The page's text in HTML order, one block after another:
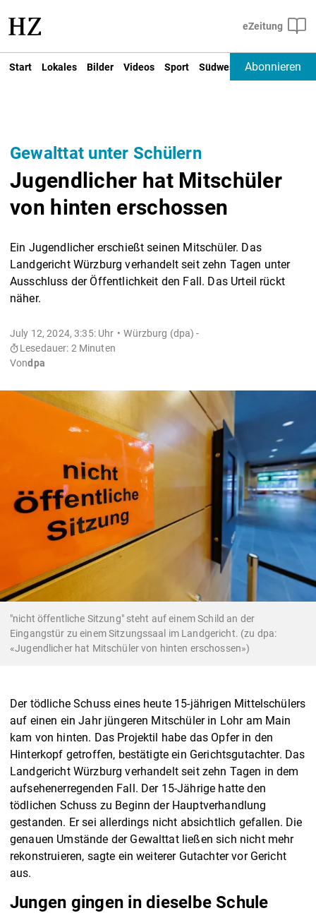
Start Lokales Bilder Videos Sport Südwest Deutschland
Abonnieren
Gewalttat unter Schülern
Jugendlicher hat Mitschüler
von hinten erschossen
Ein Jugendlicher erschießt seinen Mitschüler. Das
Landgericht Würzburg verhandelt seit zehn Tagen unter
Ausschluss der Öffentlichkeit den Fall. Das Urteil rückt
näher.
July 12, 2024, 3:35: Uhr
Würzburg (dpa) -
Lesedauer: 2 Minuten
Vondpa
"nicht öffentliche Sitzung" steht auf einem Schild an der
Eingangstür zu einem Sitzungssaal im Landgericht. (zu dpa:
«Jugendlicher hat Mitschüler von hinten erschossen»)
Der tödliche Schuss eines heute 15-jährigen Mittelschülers
auf einen ein Jahr jüngeren Mitschüler in Lohr am Main
kam von hinten. Das Projektil habe das Opfer in den
Hinterkopf getroffen, bestätigte ein Gerichtsgutachter. Das
Landgericht Würzburg verhandelt seit zehn Tagen in dem
aufsehenerregenden Fall. Der 15-Jährige hatte den
tödlichen Schuss zu Beginn der Hauptverhandlung
gestanden. Er sei allerdings nicht absichtlich gefallen. Die
genauen Umstände der Gewalttat ließen sich nicht mehr
rekonstruieren, sagte ein weiterer Gutachter vor Gericht
aus.
Jungen gingen in dieselbe Schule